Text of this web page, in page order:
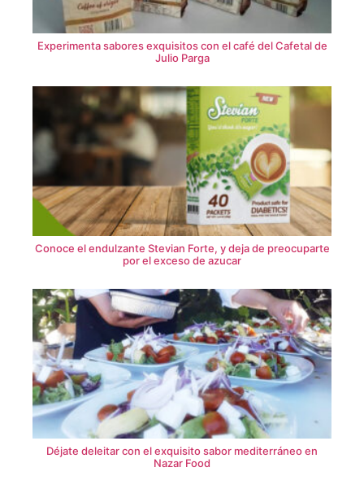
Experimenta sabores exquisitos con el café del Cafetal de
Julio Parga
Conoce el endulzante Stevian Forte, y deja de preocuparte
por el exceso de azucar
Déjate deleitar con el exquisito sabor mediterráneo en
Nazar Food